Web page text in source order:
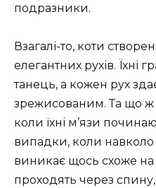
подразники.
Взагалі-то, коти
елегантних рухів. Їхні
танець, а кожен рух
зрежисованим. Та що ж
коли їхні м’язи
випадки, коли
виникає щось схоже
проходять через